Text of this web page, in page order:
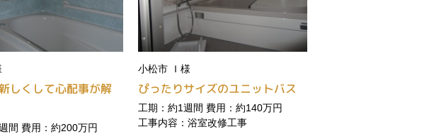
しくして心配事が解
間 費用：約200万円
小松市 Ｉ様
ぴったりサイズのユニットバス
工期：約1週間 費用：約140万円
工事内容：浴室改修工事